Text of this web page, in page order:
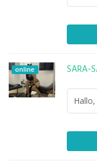
online SARA-